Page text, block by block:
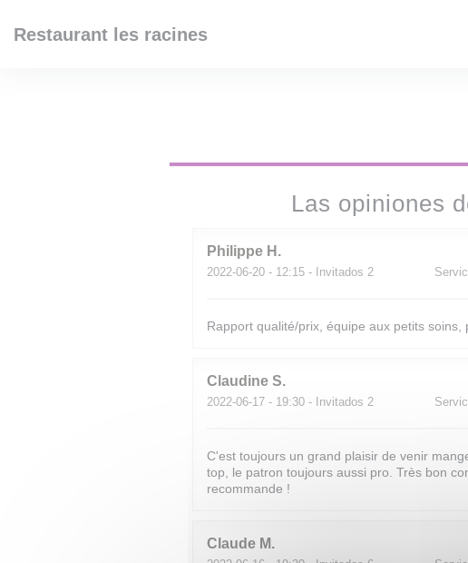
Restaurant les racines
Las opiniones
Philippe H
2022-06-20 - 12:15 - Invitados 2
Rapport qualité/prix, équipe aux petits
Claudine S
2022-06-17 - 19:30 - Invitados 2
C'est toujours un grand plaisir de venir
top, le patron toujours aussi pro. Très bon
recommande !
Claude M